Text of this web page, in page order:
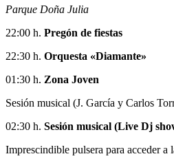
Parque Doña Julia
22:00 h. Pregón de fiestas
22:30 h. Orquesta «Diamante»
01:30 h. Zona Joven
Sesión musical (J. García y Carlos
02:30 h. Sesión musical (Live Dj
Imprescindible pulsera para acceder a